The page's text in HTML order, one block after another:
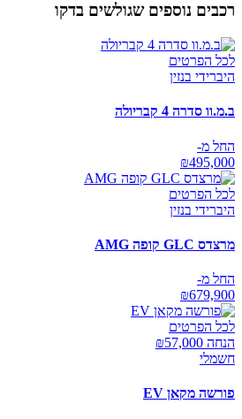
רכבים נוספים שגולשים בדקו
לכל הפרטים
היברידי בנזין
ב.מ.וו סדרה 4 קבריולה
החל מ-
₪495,000
לכל הפרטים
היברידי בנזין
מרצדס GLC קופה AMG
החל מ-
₪679,900
לכל הפרטים
הנחה ₪ 57,000
חשמלי
פורשה מקאן EV